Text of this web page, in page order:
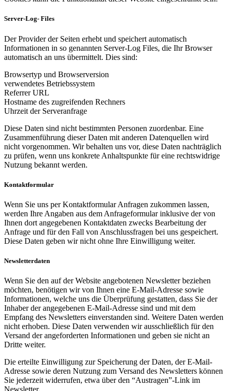
Server-Log- Files
Der Provider der Seiten erhebt und speichert automatisch
Informationen in so genannten Server-Log Files, die Ihr Browser
automatisch an uns übermittelt. Dies sind:
Browsertyp und Browserversion
verwendetes Betriebssystem
Referrer URL
Hostname des zugreifenden Rechners
Uhrzeit der Serveranfrage
Diese Daten sind nicht bestimmten Personen zuordenbar. Eine
Zusammenführung dieser Daten mit anderen Datenquellen wird
nicht vorgenommen. Wir behalten uns vor, diese Daten nachträglich
zu prüfen, wenn uns konkrete Anhaltspunkte für eine rechtswidrige
Nutzung bekannt werden.
Kontaktformular
Wenn Sie uns per Kontaktformular Anfragen zukommen lassen,
werden Ihre Angaben aus dem Anfrageformular inklusive der von
Ihnen dort angegebenen Kontaktdaten zwecks Bearbeitung der
Anfrage und für den Fall von Anschlussfragen bei uns gespeichert.
Diese Daten geben wir nicht ohne Ihre Einwilligung weiter.
Newsletterdaten
Wenn Sie den auf der Website angebotenen Newsletter beziehen
möchten, benötigen wir von Ihnen eine E-Mail-Adresse sowie
Informationen, welche uns die Überprüfung gestatten, dass Sie der
Inhaber der angegebenen E-Mail-Adresse sind und mit dem
Empfang des Newsletters einverstanden sind. Weitere Daten werden
nicht erhoben. Diese Daten verwenden wir ausschließlich für den
Versand der angeforderten Informationen und geben sie nicht an
Dritte weiter.
Die erteilte Einwilligung zur Speicherung der Daten, der E-Mail-
Adresse sowie deren Nutzung zum Versand des Newsletters können
Sie jederzeit widerrufen, etwa über den “Austragen”-Link im